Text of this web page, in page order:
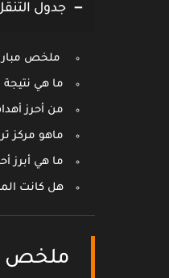
جدول
ملخص
ما هي نتيجة
من أحرز
ماهو مركز
ما هي أبرز
هل كانت
ملخص